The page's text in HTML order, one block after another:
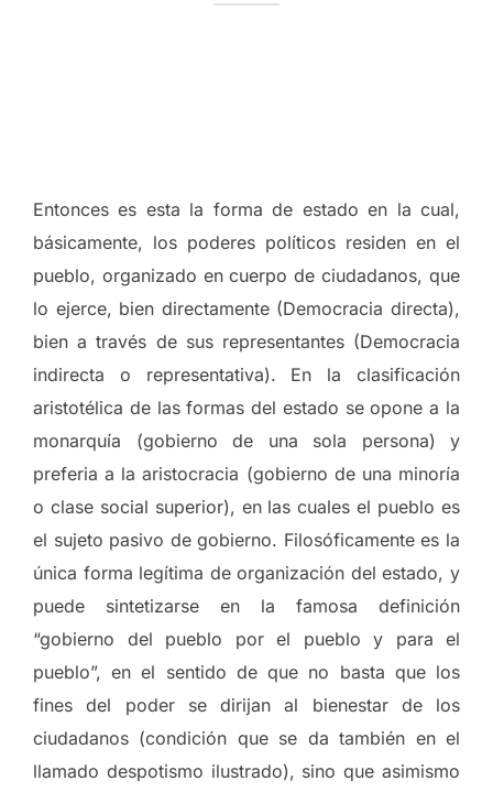
Entonces es esta la forma de estado en la cual,
básicamente, los poderes políticos residen en el
pueblo, organizado en cuerpo de ciudadanos, que
lo ejerce, bien directamente (Democracia directa),
bien a través de sus representantes (Democracia
indirecta o representativa). En la clasificación
aristotélica de las formas del estado se opone a la
monarquía (gobierno de una sola persona) y
preferia a la aristocracia (gobierno de una minoría
o clase social superior), en las cuales el pueblo es
el sujeto pasivo de gobierno. Filosóficamente es la
única forma legítima de organización del estado, y
puede sintetizarse en la famosa definición
“gobierno del pueblo por el pueblo y para el
pueblo”, en el sentido de que no basta que los
fines del poder se dirijan al bienestar de los
ciudadanos (condición que se da también en el
llamado despotismo ilustrado), sino que asimismo